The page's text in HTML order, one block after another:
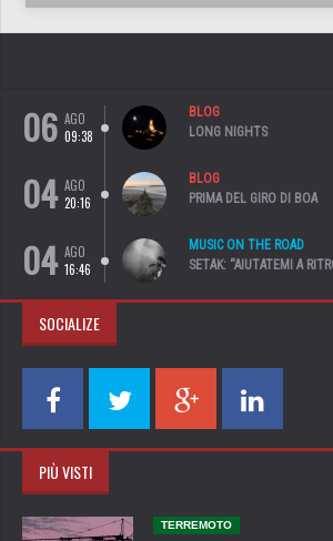
06 AGO
09:38
BLOG
LONG NIGHTS
04 AGO
20:16
BLOG
PRIMA DEL GIRO DI BOA
04 AGO
16:46
MUSIC ON THE ROAD
SETAK: “AIUTATEMI A
SOCIALIZE
PIÙ VISTI
TERREMOTO